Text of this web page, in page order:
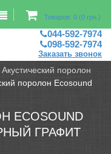
помещений
Товаров: 0 (0 грн.)
044-592-7974
098-592-7974
Заказать звонок
Акустический поролон
поролон Ecosound
ГРАФИТ